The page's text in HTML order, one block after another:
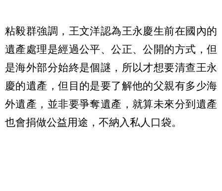
粘毅群強調，王文洋認為王永慶生前在國內的
遺產處理是經過公平、公正、公開的方式，但
是海外部分始終是個謎，所以才想要清查王永
慶的遺產，但目的是要了解他的父親有多少海
外遺產，並非要爭奪遺產，就算未來分到遺產
也會捐做公益用途，不納入私人口袋。